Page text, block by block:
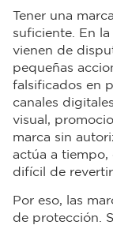
Tener una
suficiente. En
vienen de
pequeñas
falsificados en
canales
visual,
marca sin
actúa a tiempo,
difícil de revertir.
Por eso, las
de protección.